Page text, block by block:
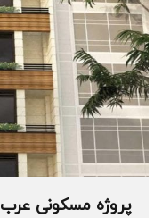
پروژه مسکونی عرب